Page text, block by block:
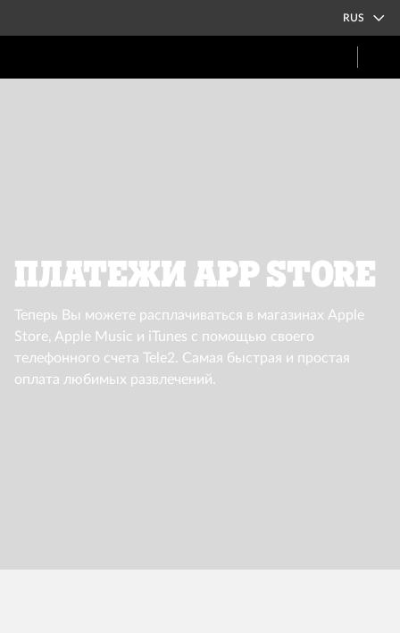
RUS
Платежи App Store
Теперь Вы можете расплачиваться в магазинах Apple
Store, Apple Music и iTunes с помощью своего
телефонного счета Tele2. Самая быстрая и простая
оплата любимых развлечений.